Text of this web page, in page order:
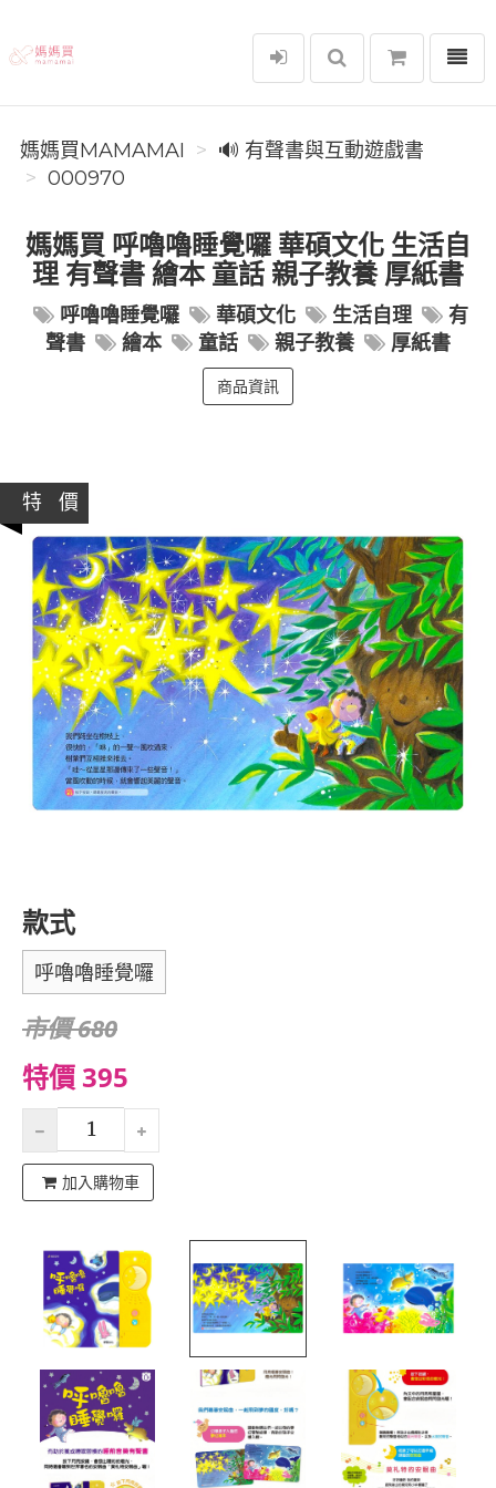
媽媽買MAMAMAI
選單
媽媽買MAMAMAI
🔊 有聲書與互動遊戲書
000970
媽媽買 呼嚕嚕睡覺囉 華碩文化 生活自
理 有聲書 繪本 童話 親子教養 厚紙書
呼嚕嚕睡覺囉 華碩文化 生活自理
有
聲書
繪本 童話 親子教養 厚紙書
商品資訊
特 價
款式
呼嚕嚕睡覺囉
市價 680
特價 395
加入購物車